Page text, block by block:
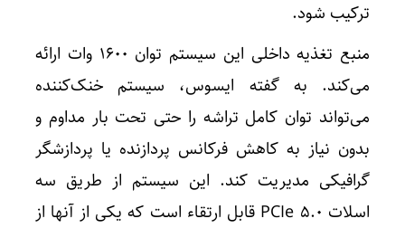
ترکیب شود.
منبع تغذیه داخلی این سیستم توان ۱۶۰۰ وات ارائه
می‌کند. به گفته ایسوس، سیستم خنک‌کننده
می‌تواند توان کامل تراشه را حتی تحت بار مداوم و
بدون نیاز به کاهش فرکانس پردازنده یا پردازشگر
گرافیکی مدیریت کند. این سیستم از طریق سه
اسلات PCIe 5.0 قابل ارتقاء است که یکی از آنها از